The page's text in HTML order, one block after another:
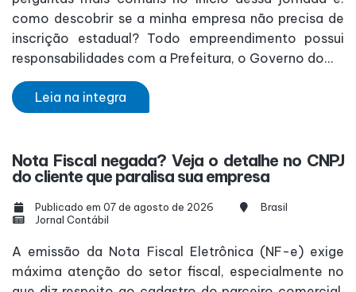
como descobrir se a minha empresa não precisa de
inscrição estadual? Todo empreendimento possui
responsabilidades com a Prefeitura, o Governo do...
Leia na integra
Nota Fiscal negada? Veja o detalhe no CNPJ
do cliente que paralisa sua empresa
Publicado em 07 de agosto de 2026
Brasil
Jornal Contábil
A emissão da Nota Fiscal Eletrônica (NF-e) exige
máxima atenção do setor fiscal, especialmente no